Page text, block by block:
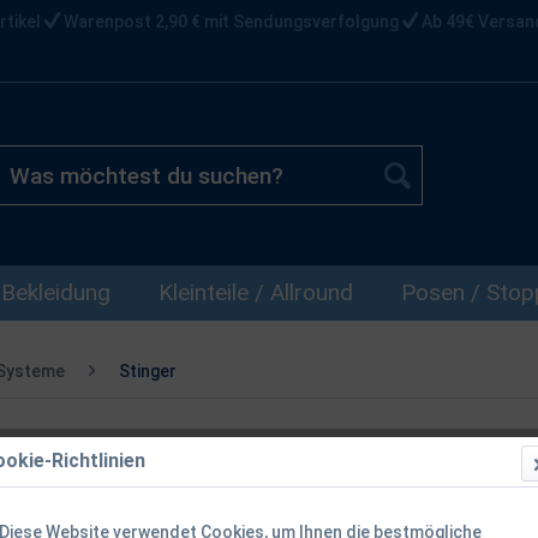
Warenpost 2,90 € mit Sendungsverfolgung Ab 49€
Bekleidung Kleinteile / Allround Posen /
Stinger
Balzer
7x7 11,5cm
Richtlinien
Diese Website verwendet Cookies, um Ihnen die bestmögliche